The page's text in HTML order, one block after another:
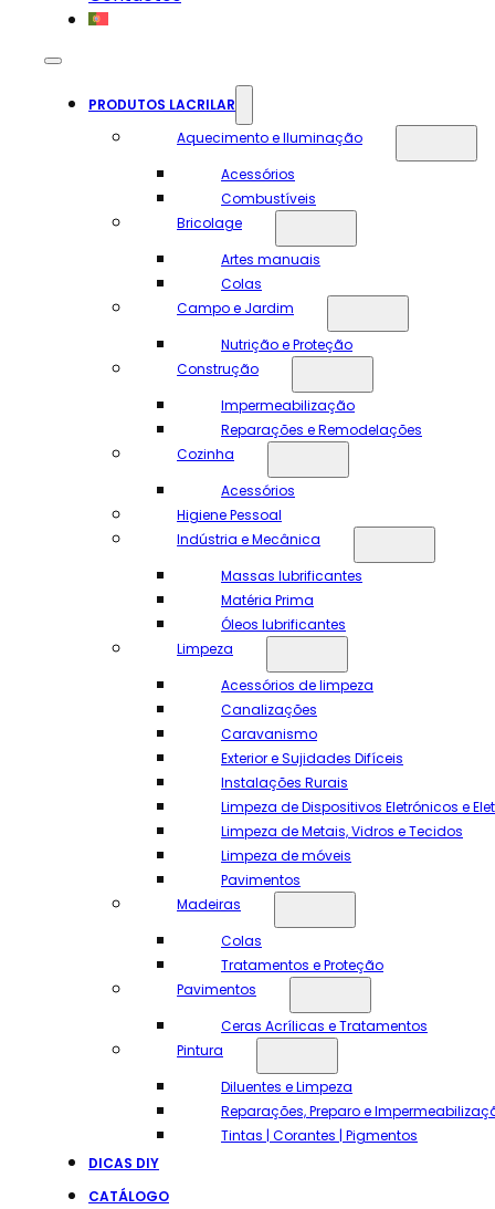
PRODUTOS LACRILAR
Aquecimento e Iluminação
Acessórios
Combustíveis
Bricolage
Artes manuais
Colas
Campo e Jardim
Nutrição e Proteção
Construção
Impermeabilização
Reparações e Remodelações
Cozinha
Acessórios
Higiene Pessoal
Indústria e Mecânica
Massas lubrificantes
Matéria Prima
Óleos lubrificantes
Limpeza
Acessórios de limpeza
Canalizações
Caravanismo
Exterior e Sujidades Difíceis
Instalações Rurais
Limpeza de Dispositivos Eletrónicos e
Limpeza de Metais, Vidros e Tecidos
Limpeza de móveis
Pavimentos
Madeiras
Colas
Tratamentos e Proteção
Pavimentos
Ceras Acrílicas e Tratamentos
Pintura
Diluentes e Limpeza
Reparações, Preparo e
Tintas | Corantes | Pigmentos
DICAS DIY
CATÁLOGO